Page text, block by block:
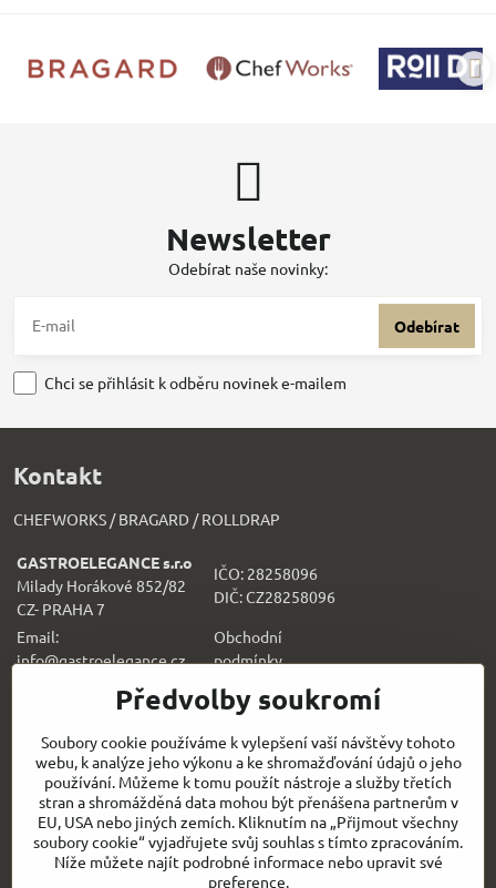
Newsletter
Odebírat naše novinky:
Odebírat
Chci se přihlásit k odběru novinek e-mailem
Kontakt
CHEFWORKS / BRAGARD / ROLLDRAP
GASTROELEGANCE s.r.o
Milady Horákové 852/82
CZ- PRAHA 7
IČO: 28258096
DIČ: CZ28258096
Email:
info@gastroelegance.cz
Obchodní
podmínky
Všechno k nákupu
Sledujte naše novinky i na sítích:
Facebook Instagram
Rychlý kontakt
Předvolby soukromí
Soubory cookie používáme k vylepšení vaší návštěvy tohoto
webu, k analýze jeho výkonu a ke shromažďování údajů o jeho
používání. Můžeme k tomu použít nástroje a služby třetích
stran a shromážděná data mohou být přenášena partnerům v
EU, USA nebo jiných zemích. Kliknutím na „Přijmout všechny
soubory cookie“ vyjadřujete svůj souhlas s tímto zpracováním.
Níže můžete najít podrobné informace nebo upravit své
preference.